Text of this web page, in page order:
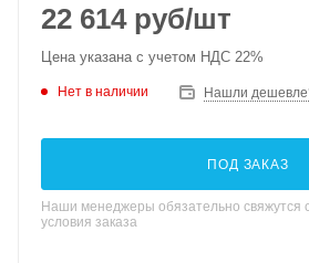
22 614руб/шт
Цена указана с учетом НДС 22%
Нет в наличии Нашли
ПОД ЗАКАЗ
Наши менеджеры обязательно свяжутся
условия заказа